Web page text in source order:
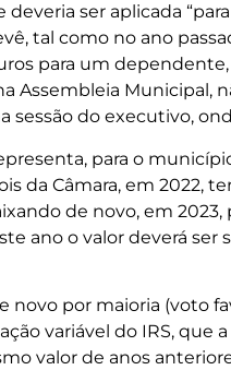
ser aplicada
tal como no ano
para um
Assembleia Municipal,
sessão do executivo,
para o
da Câmara, em 2022,
de novo, em
ano o valor deverá
por maioria (voto
variável do IRS, que
valor de anos